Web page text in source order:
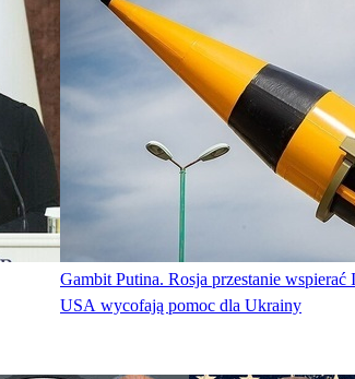
Gambit Putina. Rosja przestanie wspierać
USA wycofają pomoc dla Ukrainy